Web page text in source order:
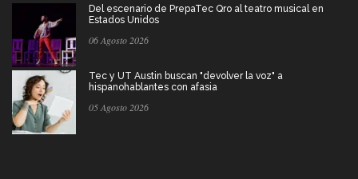
Del escenario de PrepaTec Qro al teatro musical en
Estados Unidos
06 Agosto 2026
Tec y UT Austin buscan "devolver la voz" a
hispanohablantes con afasia
05 Agosto 2026